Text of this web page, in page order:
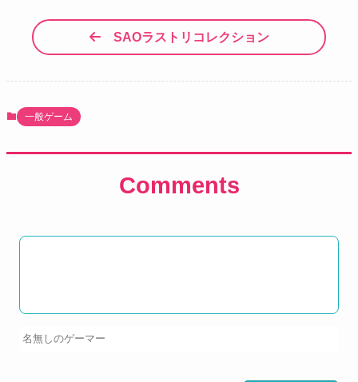
SAOラストリコレクション
一般ゲーム
Comments